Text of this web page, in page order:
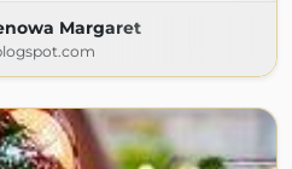
Margaret